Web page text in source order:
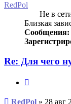
RedPol
Не в
Близкая
Сообщения:
Re: Для чего
Сообщение
RedPol » 28 авг